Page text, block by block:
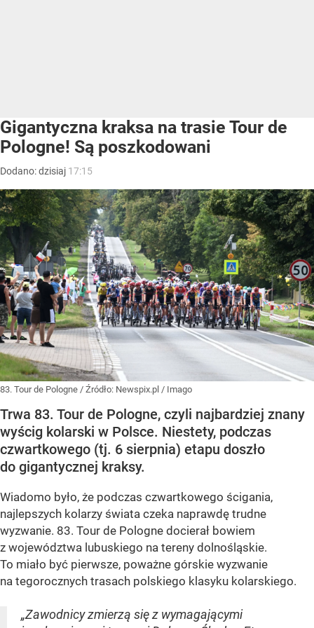
Gigantyczna kraksa na trasie Tour de
Pologne! Są poszkodowani
Dodano:dzisiaj 17:15
83. Tour de Pologne / Źródło: Newspix.pl / Imago
Trwa 83. Tour de Pologne, czyli najbardziej znany
wyścig kolarski w Polsce. Niestety, podczas
czwartkowego (tj. 6 sierpnia) etapu doszło
do gigantycznej kraksy.
Wiadomo było, że podczas czwartkowego ścigania,
najlepszych kolarzy świata czeka naprawdę trudne
wyzwanie. 83. Tour de Pologne docierał bowiem
z województwa lubuskiego na tereny dolnośląskie.
To miało być pierwsze, poważne górskie wyzwanie
na tegorocznych trasach polskiego klasyku kolarskiego.
„Zawodnicy zmierzą się z wymagającymi